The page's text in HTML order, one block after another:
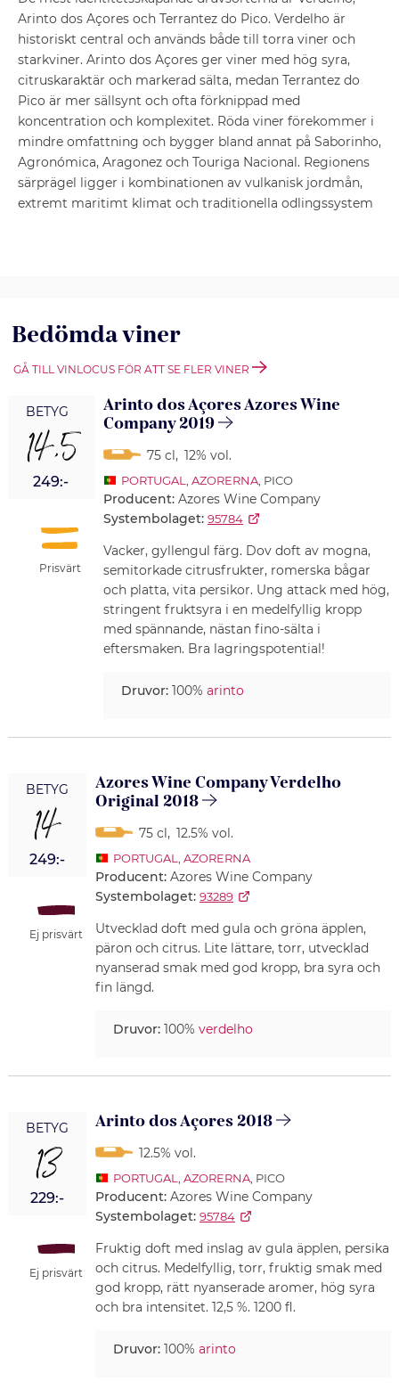
Arinto dos Açores och Terrantez do Pico. Verdelho är
historiskt central och används både till torra viner och
starkviner. Arinto dos Açores ger viner med hög syra,
citruskaraktär och markerad sälta, medan Terrantez do
Pico är mer sällsynt och ofta förknippad med
koncentration och komplexitet. Röda viner förekommer i
mindre omfattning och bygger bland annat på Saborinho,
Agronómica, Aragonez och Touriga Nacional. Regionens
särprägel ligger i kombinationen av vulkanisk jordmån,
extremt maritimt klimat och traditionella odlingssystem
Bedömda viner
GÅ TILL VINLOCUS FÖR ATT SE FLER VINER
BETYG
14,5
249:-
Prisvärt
Arinto dos Açores Azores Wine
Company 2019
75 cl, 12% vol.
PORTUGAL AZORERNA, PICO
Producent: Azores Wine Company
Systembolaget: 95784
Vacker, gyllengul färg. Dov doft av mogna,
semitorkade citrusfrukter, romerska bågar
och platta, vita persikor. Ung attack med hög,
stringent fruktsyra i en medelfyllig kropp
med spännande, nästan fino-sälta i
eftersmaken. Bra lagringspotential!
Druvor:100% arinto
BETYG
14
249:-
Ej prisvärt
Azores Wine Company Verdelho
Original 2018
75 cl, 12.5% vol.
PORTUGAL AZORERNA
Producent: Azores Wine Company
Systembolaget: 93289
Utvecklad doft med gula och gröna äpplen,
päron och citrus. Lite lättare, torr, utvecklad
nyanserad smak med god kropp, bra syra och
fin längd.
Druvor:100% verdelho
BETYG
13
229:-
Ej prisvärt
Arinto dos Açores 2018
12.5% vol.
PORTUGAL AZORERNA, PICO
Producent: Azores Wine Company
Systembolaget: 95784
Fruktig doft med inslag av gula äpplen, persika
och citrus. Medelfyllig, torr, fruktig smak med
god kropp, rätt nyanserade aromer, hög syra
och bra intensitet. 12,5 %. 1200 fl.
Druvor:100% arinto